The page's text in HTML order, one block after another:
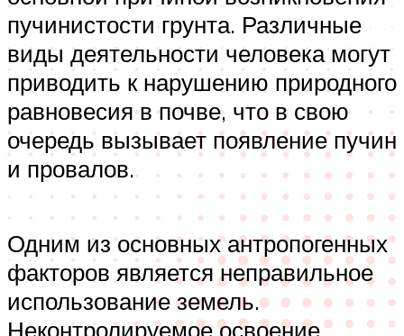
пучинистости грунта. Различные
виды деятельности человека могут
приводить к нарушению природного
равновесия в почве, что в свою
очередь вызывает появление пучин
и провалов.
Одним из основных антропогенных
факторов является неправильное
использование земель.
Неконтролируемое освоение